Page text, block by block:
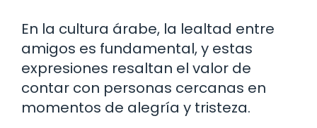
En la cultura árabe, la lealtad entre
amigos es fundamental, y estas
expresiones resaltan el valor de
contar con personas cercanas en
momentos de alegría y tristeza.